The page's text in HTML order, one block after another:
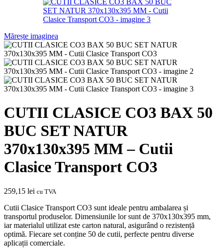
Mărește imaginea
CUTII CLASICE CO3 BAX 50
BUC SET NATUR
370x130x395 MM – Cutii
Clasice Transport CO3
259,15 lei cu TVA
Cutii Clasice Transport CO3 sunt ideale pentru ambalarea și
transportul produselor. Dimensiunile lor sunt de 370x130x395 mm,
iar materialul utilizat este carton natural, asigurând o rezistență
optimă. Fiecare set conține 50 de cutii, perfecte pentru diverse
aplicații comerciale.